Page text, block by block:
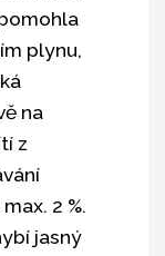
plynu,
na
z
2 %.
jasný